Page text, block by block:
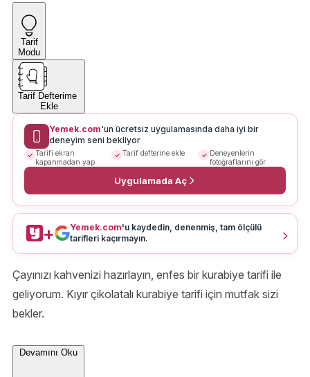
Tarif
Modu
Tarif Defterime
Ekle
Yemek.com'un ücretsiz uygulamasında daha iyi bir
deneyim seni bekliyor
Tarifi ekran
kapanmadan yap
Tarif defterine ekle
Deneyenlerin
fotoğraflarını gör
Uygulamada Aç
+ Yemek.com'u kaydedin, denenmiş, tam ölçülü
tarifleri kaçırmayın.
Çayınızı kahvenizi hazırlayın, enfes bir kurabiye tarifi ile
geliyorum. Kıyır çikolatalı kurabiye tarifi için mutfak sizi
bekler.
Devamını Oku